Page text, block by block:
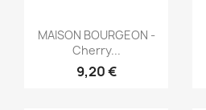
Aperçu rapide
MAISON BOURGEON -
Cherry...
9,20 €